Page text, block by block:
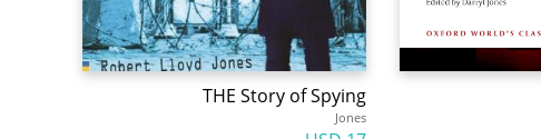
THE Story of Spying
Jones